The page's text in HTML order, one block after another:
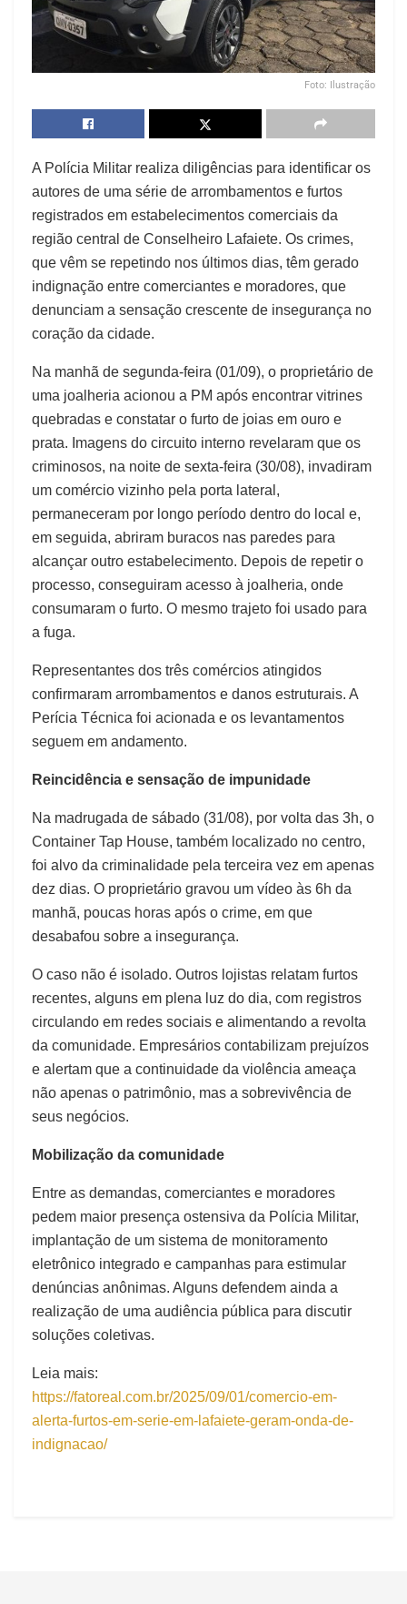
Foto: Ilustração
A Polícia Militar realiza diligências para identificar os
autores de uma série de arrombamentos e furtos
registrados em estabelecimentos comerciais da
região central de Conselheiro Lafaiete. Os crimes,
que vêm se repetindo nos últimos dias, têm gerado
indignação entre comerciantes e moradores, que
denunciam a sensação crescente de insegurança no
coração da cidade.
Na manhã de segunda-feira (01/09), o proprietário de
uma joalheria acionou a PM após encontrar vitrines
quebradas e constatar o furto de joias em ouro e
prata. Imagens do circuito interno revelaram que os
criminosos, na noite de sexta-feira (30/08), invadiram
um comércio vizinho pela porta lateral,
permaneceram por longo período dentro do local e,
em seguida, abriram buracos nas paredes para
alcançar outro estabelecimento. Depois de repetir o
processo, conseguiram acesso à joalheria, onde
consumaram o furto. O mesmo trajeto foi usado para
a fuga.
Representantes dos três comércios atingidos
confirmaram arrombamentos e danos estruturais. A
Perícia Técnica foi acionada e os levantamentos
seguem em andamento.
Reincidência e sensação de impunidade
Na madrugada de sábado (31/08), por volta das 3h, o
Container Tap House, também localizado no centro,
foi alvo da criminalidade pela terceira vez em apenas
dez dias. O proprietário gravou um vídeo às 6h da
manhã, poucas horas após o crime, em que
desabafou sobre a insegurança.
O caso não é isolado. Outros lojistas relatam furtos
recentes, alguns em plena luz do dia, com registros
circulando em redes sociais e alimentando a revolta
da comunidade. Empresários contabilizam prejuízos
e alertam que a continuidade da violência ameaça
não apenas o patrimônio, mas a sobrevivência de
seus negócios.
Mobilização da comunidade
Entre as demandas, comerciantes e moradores
pedem maior presença ostensiva da Polícia Militar,
implantação de um sistema de monitoramento
eletrônico integrado e campanhas para estimular
denúncias anônimas. Alguns defendem ainda a
realização de uma audiência pública para discutir
soluções coletivas.
Leia mais:
https://fatoreal.com.br/2025/09/01/comercio-em-
alerta-furtos-em-serie-em-lafaiete-geram-onda-de-
indignacao/